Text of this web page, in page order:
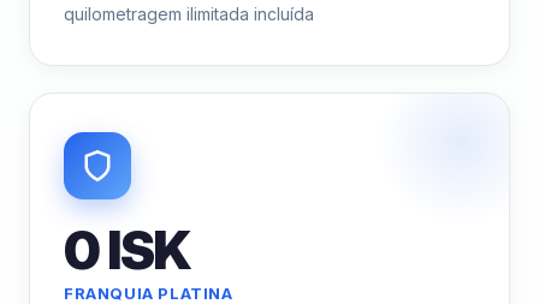
quilometragem ilimitada incluída
0 ISK
FRANQUIA PLATINA